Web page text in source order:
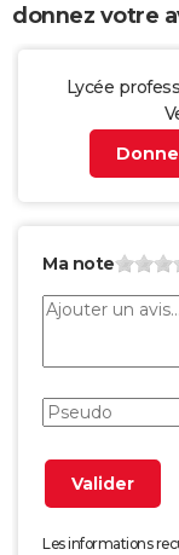
donnez votre
Lycée
Ma note
Les informations